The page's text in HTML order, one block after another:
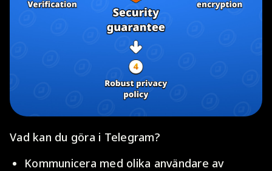
Vad kan du göra i Telegram?
Kommunicera med olika användare av